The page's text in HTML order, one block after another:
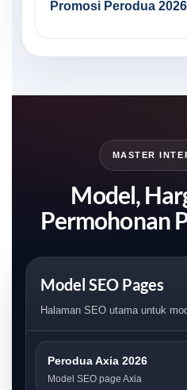
Promosi Perodua 2026
MASTER
Model,
Permohonan
Model SEO Pages
Halaman SEO utama untuk
Perodua Axia 2026
Model SEO page Axia